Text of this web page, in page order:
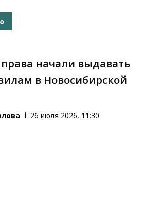
начали выдавать
в Новосибирской
26 июля 2026, 11:30